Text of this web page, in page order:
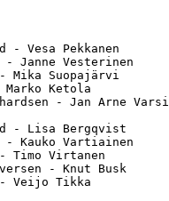
Name
- Vesa Pekkanen
- Janne Vesterinen
- Mika Suopajärvi
- Marko Ketola
- Jan Arne Varsi
- Lisa Bergqvist
- Kauko Vartiainen
- Timo Virtanen
Iversen - Knut Busk
- Veijo Tikka